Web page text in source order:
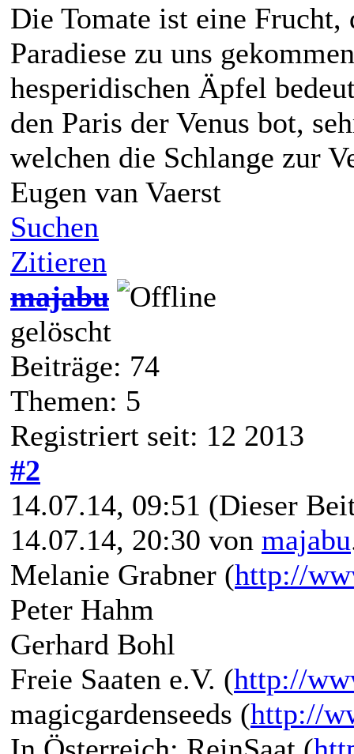
Die Tomate ist eine
Paradiese zu uns
hesperidischen Äpfel
den Paris der Venus bot,
welchen die Schlange zur
Eugen van Vaerst
Suchen
Zitieren
majabu
gelöscht
Beiträge: 74
Themen: 5
Registriert seit: 12 2013
#2
14.07.14, 09:51 (Dieser
14.07.14, 20:30 von majabu
Melanie Grabner (http://
Peter Hahm
Gerhard Bohl
Freie Saaten e.V. (http://
magicgardenseeds (http://